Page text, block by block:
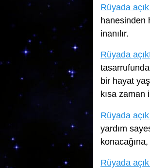
Rüyada
hanesinden
inanılır.
Rüyada
bir hayat
kısa zaman
Rüyada
yardım
Rüyada